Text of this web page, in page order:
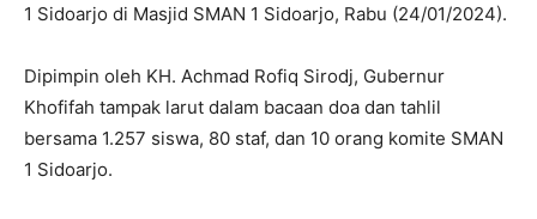
1 Sidoarjo di Masjid SMAN 1 Sidoarjo, Rabu (24/01/2024).
Dipimpin oleh KH. Achmad Rofiq Sirodj, Gubernur
Khofifah tampak larut dalam bacaan doa dan tahlil
bersama 1.257 siswa, 80 staf, dan 10 orang komite SMAN
1 Sidoarjo.